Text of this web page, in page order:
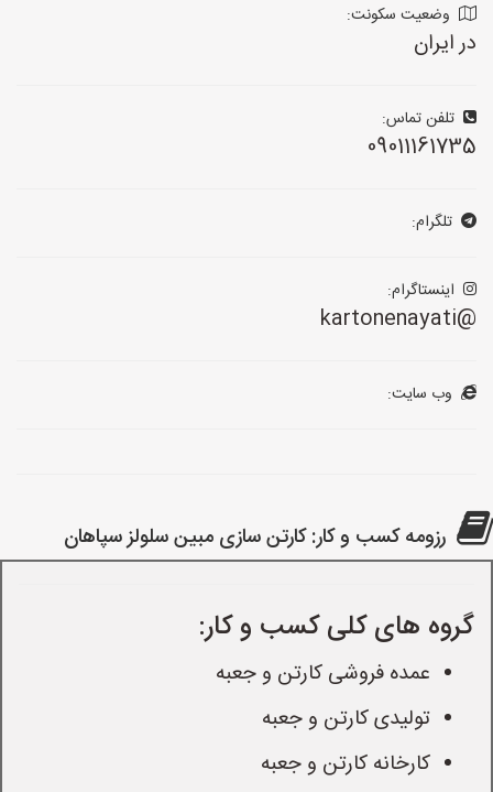
وضعیت سکونت:
در ایران
تلفن تماس:
09011161735
تلگرام:
اینستاگرام:
@kartonenayati
وب سایت:
رزومه کسب و کار: کارتن سازی مبین سلولز سپاهان
گروه های کلی کسب و کار:
عمده فروشی کارتن و جعبه
تولیدی کارتن و جعبه
کارخانه کارتن و جعبه